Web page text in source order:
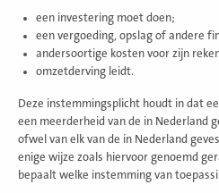
een investering moet doen;
een vergoeding, opslag of andere
andersoortige kosten voor zijn
omzetderving leidt.
Deze instemmingsplicht houdt in dat
een meerderheid van de in Nederland
ofwel van elk van de in Nederland
enige wijze zoals hiervoor genoemd
bepaalt welke instemming van